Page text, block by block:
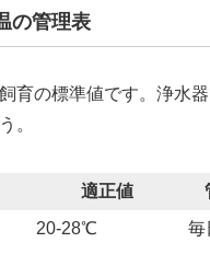
の管理表
育の標準値です。浄水
。
適正値
20-28℃
毎